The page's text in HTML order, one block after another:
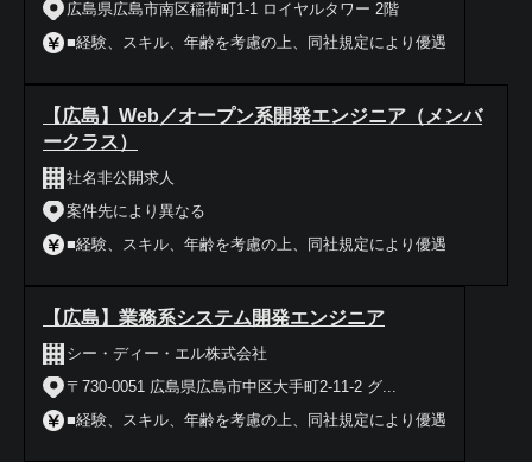
広島県広島市南区稲荷町1-1 ロイヤルタワー 2階
■経験、スキル、年齢を考慮の上、同社規定により優遇
【広島】Web／オープン系開発エンジニア（メンバ
ークラス）
社名非公開求人
案件先により異なる
■経験、スキル、年齢を考慮の上、同社規定により優遇
【広島】業務系システム開発エンジニア
シー・ディー・エル株式会社
〒730-0051 広島県広島市中区大手町2-11-2 グ...
■経験、スキル、年齢を考慮の上、同社規定により優遇